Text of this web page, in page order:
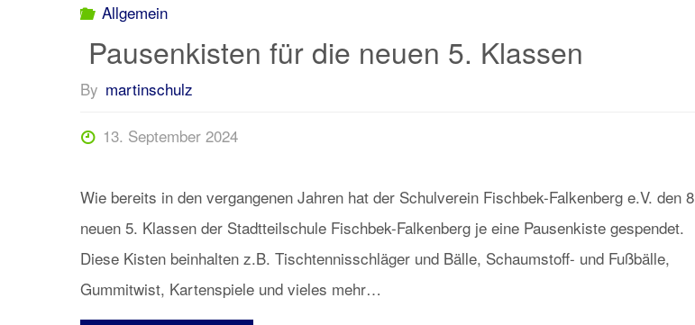
Allgemein
Pausenkisten für die neuen 5. Klassen
By martinschulz
13. September 2024
Wie bereits in den vergangenen Jahren hat der Schulverein Fischbek-Falkenberg e.V. den 8
neuen 5. Klassen der Stadtteilschule Fischbek-Falkenberg je eine Pausenkiste gespendet.
Diese Kisten beinhalten z.B. Tischtennisschläger und Bälle, Schaumstoff- und Fußbälle,
Gummitwist, Kartenspiele und vieles mehr…